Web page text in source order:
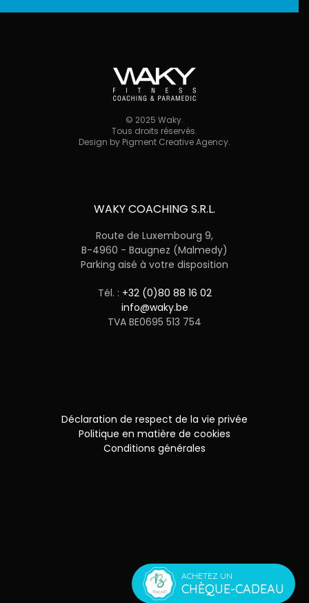
© 2025 Waky.
Tous droits réservés.
Design by Pigment Creative Agency.
WAKY COACHING S.R.L.
Route de Luxembourg 9,
B-4960 - Baugnez (Malmedy)
Parking aisé à votre disposition
Tél. : +32 (0)80 88 16 02
info@waky.be
TVA BE0695 513 754
Déclaration de respect de la vie privée
Politique en matière de cookies
Conditions générales
ACHETEZ UN
CHÈQUE-CADEAU